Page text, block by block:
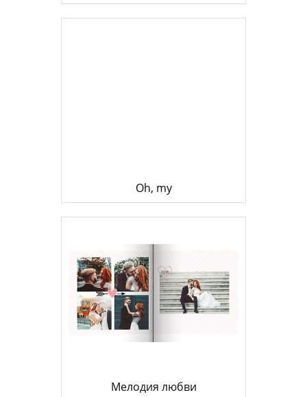
Oh, my
Мелодия любви